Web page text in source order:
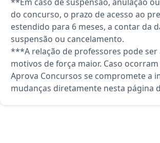
do concurso, o prazo de acesso ao
estendido para 6 meses, a contar da
suspensão ou cancelamento.
***A relação de professores pode
motivos de força maior. Caso
Aprova Concursos se compromete a
mudanças diretamente nesta página